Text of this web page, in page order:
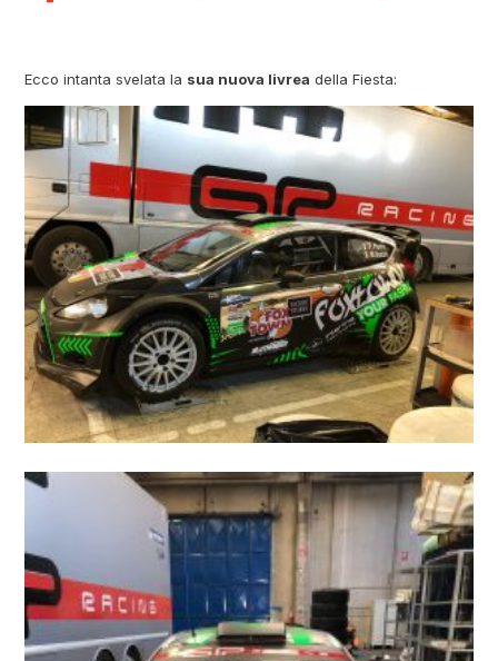
Ecco intanta svelata la sua nuova livrea della Fiesta: